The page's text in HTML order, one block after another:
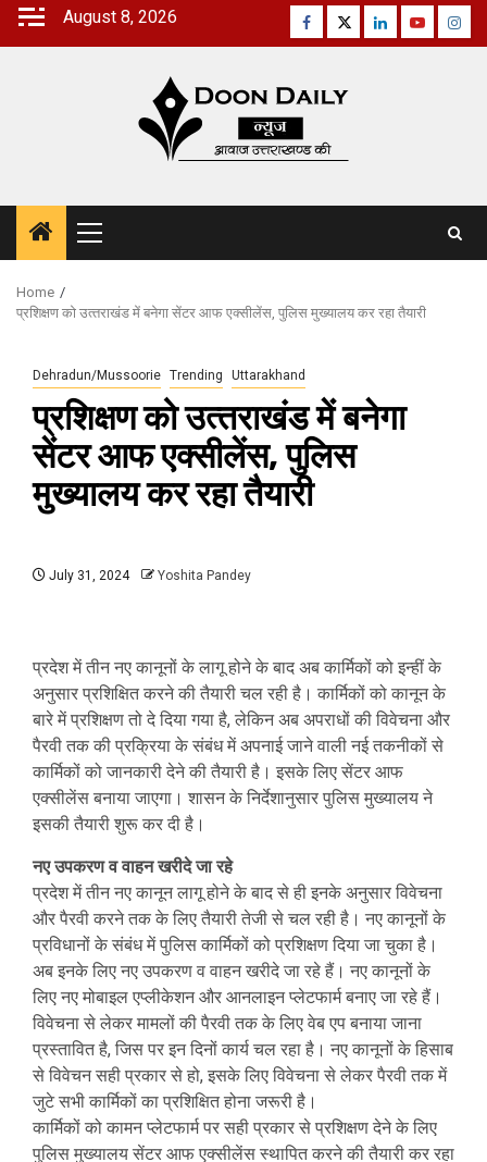
Skip
August 8, 2026 Facebook
TwitterLinkedinYoutube
Primary
Menu
Home
प्रशिक्षण को उत्‍तराखंड में बनेगा सेंटर आफ एक्सीलेंस, पुलिस मुख्यालय कर रहा तैयारी
Dehradun/Mussoorie Trending Uttarakhand
प्रशिक्षण को उत्‍तराखंड में बनेगा
सेंटर आफ एक्सीलेंस, पुलिस
मुख्यालय कर रहा तैयारी
July 31, 2024 Yoshita Pandey
प्रदेश में तीन नए कानूनों के लागू होने के बाद अब कार्मिकों को इन्हीं के
अनुसार प्रशिक्षित करने की तैयारी चल रही है। कार्मिकों को कानून के
बारे में प्रशिक्षण तो दे दिया गया है, लेकिन अब अपराधों की विवेचना और
पैरवी तक की प्रक्रिया के संबंध में अपनाई जाने वाली नई तकनीकों से
कार्मिकों को जानकारी देने की तैयारी है। इसके लिए सेंटर आफ
एक्सीलेंस बनाया जाएगा। शासन के निर्देशानुसार पुलिस मुख्यालय ने
इसकी तैयारी शुरू कर दी है।
नए उपकरण व वाहन खरीदे जा रहे
प्रदेश में तीन नए कानून लागू होने के बाद से ही इनके अनुसार विवेचना
और पैरवी करने तक के लिए तैयारी तेजी से चल रही है। नए कानूनों के
प्रविधानों के संबंध में पुलिस कार्मिकों को प्रशिक्षण दिया जा चुका है।
अब इनके लिए नए उपकरण व वाहन खरीदे जा रहे हैं। नए कानूनों के
लिए नए मोबाइल एप्लीकेशन और आनलाइन प्लेटफार्म बनाए जा रहे हैं।
विवेचना से लेकर मामलों की पैरवी तक के लिए वेब एप बनाया जाना
प्रस्तावित है, जिस पर इन दिनों कार्य चल रहा है। नए कानूनों के हिसाब
से विवेचन सही प्रकार से हो, इसके लिए विवेचना से लेकर पैरवी तक में
जुटे सभी कार्मिकों का प्रशिक्षित होना जरूरी है।
कार्मिकों को कामन प्लेटफार्म पर सही प्रकार से प्रशिक्षण देने के लिए
पुलिस मुख्यालय सेंटर आफ एक्सीलेंस स्थापित करने की तैयारी कर रहा